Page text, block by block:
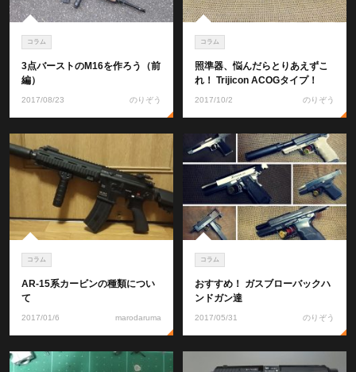
コラム
3点バーストのM16を作ろう（前
編）
2017/08/23 のりぞう
コラム
照準器、悩んだらとりあえずこ
れ！ Trijicon ACOGタイプ！
2017/10/2 のりぞう
コラム
AR-15系カービンの種類につい
て
2017/01/6 marodaruma
コラム
おすすめ！ ガスブローバックハ
ンドガン達
2017/05/31 のりぞう